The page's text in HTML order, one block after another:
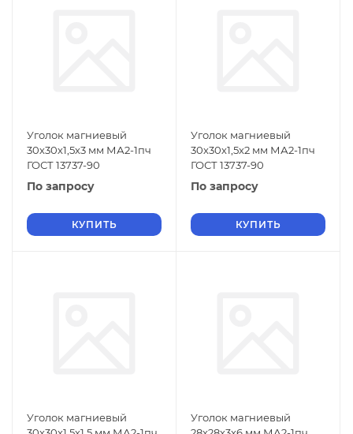
Уголок магниевый
30х30х1,5х3 мм МА2-1пч
ГОСТ 13737-90
По запросу
КУПИТЬ
Уголок магниевый
30х30х1,5х2 мм МА2-1пч
ГОСТ 13737-90
По запросу
КУПИТЬ
Уголок магниевый
Уголок магниевый